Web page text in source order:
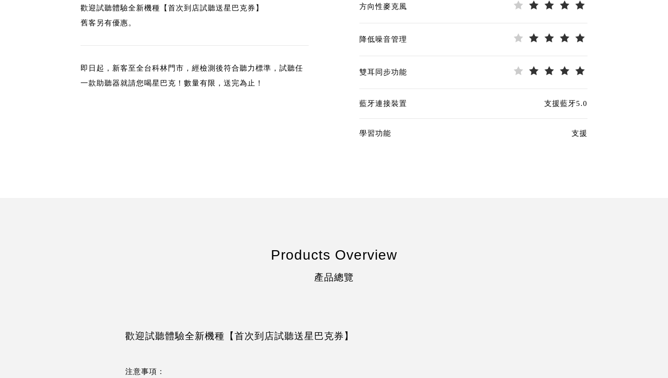
歡迎試聽體驗全新機種【首次到店試聽送星巴克券】
舊客另有優惠。
即日起，新客至全台科林門市，經檢測後符合聽力標準，試聽任
一款助聽器就請您喝星巴克！數量有限，送完為止！
方向性麥克風
降低噪音管理
雙耳同步功能
藍牙連接裝置 支援藍牙5.0
學習功能 支援
Products Overview
產品總覽
歡迎試聽體驗全新機種【首次到店試聽送星巴克券】
注意事項：